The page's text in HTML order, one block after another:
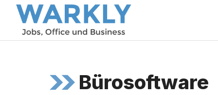
Zum
Inhalt
springen
Bürosoftware